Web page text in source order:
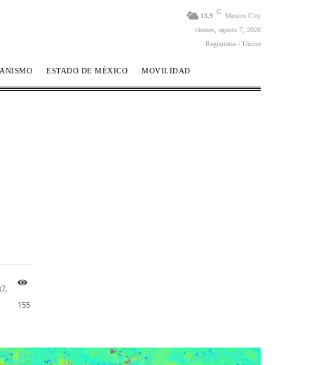
13.9
C
Mexico City
viernes, agosto 7, 2026
Registrarse / Unirse
ESTADO DE MÉXICO MOVILIDAD
155